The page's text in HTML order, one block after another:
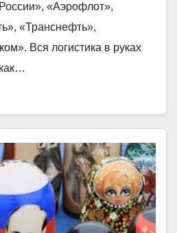
«Аэрофлот»,
«Транснефть»,
Вся логистика в руках